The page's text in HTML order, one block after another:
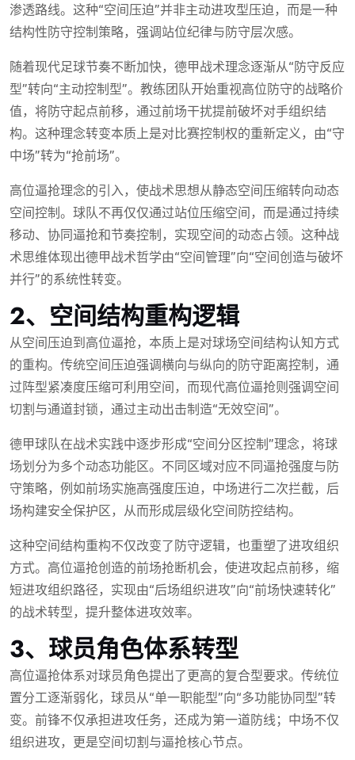
渗透路线。这种“空间压迫”并非主动进攻型压迫，而是一种
结构性防守控制策略，强调站位纪律与防守层次感。
随着现代足球节奏不断加快，德甲战术理念逐渐从“防守反应
型”转向“主动控制型”。教练团队开始重视高位防守的战略价
值，将防守起点前移，通过前场干扰提前破坏对手组织结
构。这种理念转变本质上是对比赛控制权的重新定义，由“守
中场”转为“抢前场”。
高位逼抢理念的引入，使战术思想从静态空间压缩转向动态
空间控制。球队不再仅仅通过站位压缩空间，而是通过持续
移动、协同逼抢和节奏控制，实现空间的动态占领。这种战
术思维体现出德甲战术哲学由“空间管理”向“空间创造与破坏
并行”的系统性转变。
2、空间结构重构逻辑
从空间压迫到高位逼抢，本质上是对球场空间结构认知方式
的重构。传统空间压迫强调横向与纵向的防守距离控制，通
过阵型紧凑度压缩可利用空间，而现代高位逼抢则强调空间
切割与通道封锁，通过主动出击制造“无效空间”。
德甲球队在战术实践中逐步形成“空间分区控制”理念，将球
场划分为多个动态功能区。不同区域对应不同逼抢强度与防
守策略，例如前场实施高强度压迫，中场进行二次拦截，后
场构建安全保护区，从而形成层级化空间防控结构。
这种空间结构重构不仅改变了防守逻辑，也重塑了进攻组织
方式。高位逼抢创造的前场抢断机会，使进攻起点前移，缩
短进攻组织路径，实现由“后场组织进攻”向“前场快速转化”
的战术转型，提升整体进攻效率。
3、球员角色体系转型
高位逼抢体系对球员角色提出了更高的复合型要求。传统位
置分工逐渐弱化，球员从“单一职能型”向“多功能协同型”转
变。前锋不仅承担进攻任务，还成为第一道防线；中场不仅
组织进攻，更是空间切割与逼抢核心节点。